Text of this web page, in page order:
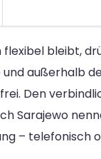
bleibt,
außerhalb
Den
Sarajewo
– telefonisch